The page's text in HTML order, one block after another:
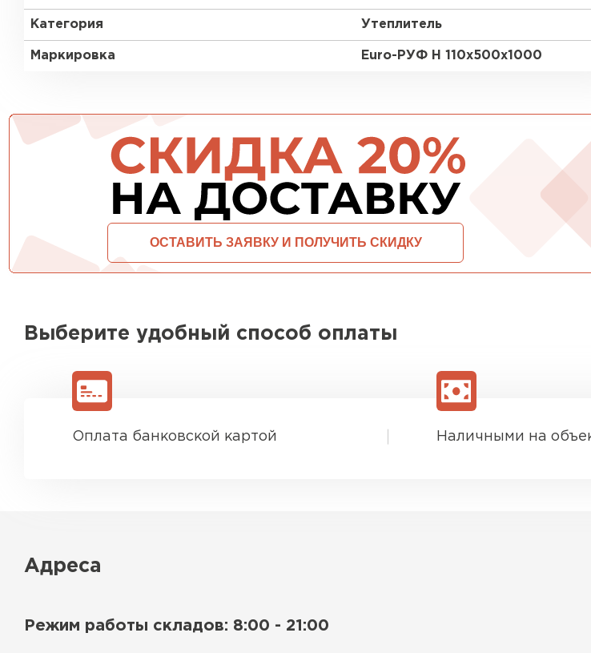
Категория Утеплитель
Маркировка Euro-РУФ Н 110х500х1000
ОСТАВИТЬ ЗАЯВКУ И ПОЛУЧИТЬ СКИДКУ
Выберите удобный способ оплаты
Оплата банковской картой Наличными на
Адреса
Режим работы складов: 8:00 - 21:00